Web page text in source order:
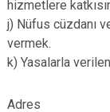
hizmetlere
j) Nüfus cüzdanı
vermek.
k) Yasalarla
Adres